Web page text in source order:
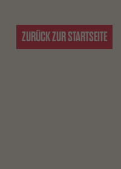
ZURÜCK ZUR STARTSEITE